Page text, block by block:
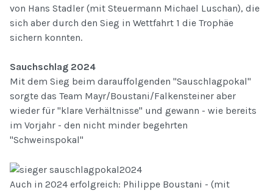
von Hans Stadler (mit Steuermann Michael Luschan), die
sich aber durch den Sieg in Wettfahrt 1 die Trophäe
sichern konnten.
Sauchschlag 2024
Mit dem Sieg beim darauffolgenden "Sauschlagpokal"
sorgte das Team Mayr/Boustani/Falkensteiner aber
wieder für "klare Verhältnisse" und gewann - wie bereits
im Vorjahr - den nicht minder begehrten
"Schweinspokal"
Auch in 2024 erfolgreich: Philippe Boustani - (mit